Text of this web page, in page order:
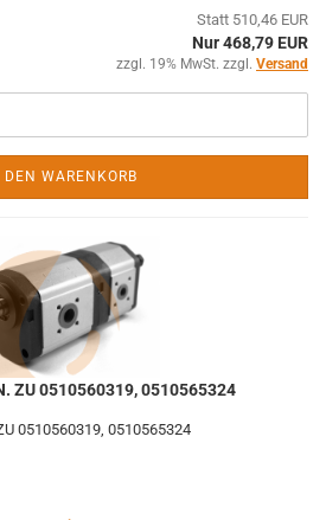
Statt 510,46 EUR
Nur 468,79 EUR
zzgl. 19% MwSt. zzgl. Versand
DEN WARENKORB
ZU 0510560319, 0510565324
0510560319, 0510565324